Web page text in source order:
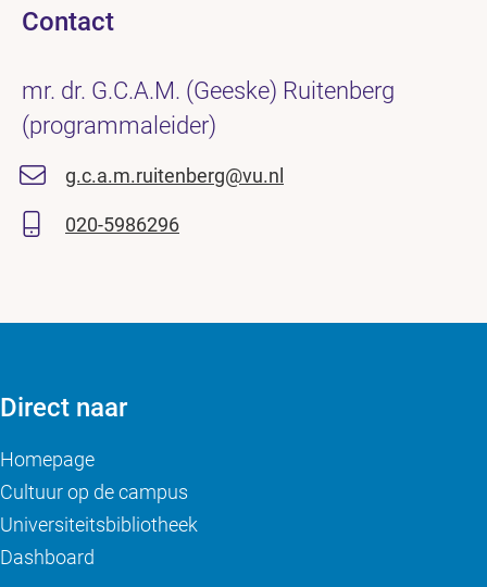
Contact
mr. dr. G.C.A.M. (Geeske) Ruitenberg
(programmaleider)
g.c.a.m.ruitenberg@vu.nl
020-5986296
Direct naar
Homepage
Cultuur op de campus
Universiteitsbibliotheek
Dashboard